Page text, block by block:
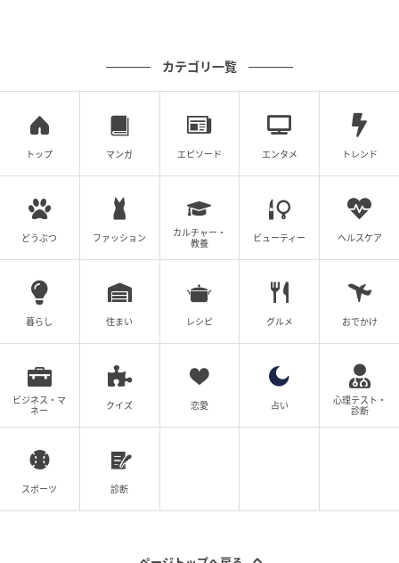
カテゴリ一覧
トップ マンガ エピソード エンタメ トレンド
どうぶつ ファッション
カルチャー・
教養
ビューティー ヘルスケア
暮らし 住まい レシピ グルメ おでかけ
ビジネス・マ
ネー
クイズ 恋愛 占い
心理テスト・
診断
スポーツ 診断